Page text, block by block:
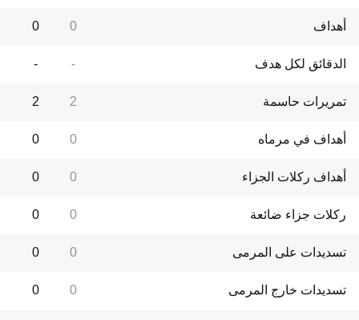
أهداف 0
0
الدقائق لكل هدف -
-
تمريرات حاسمة 2
2
أهداف في مرماه 0
0
أهداف ركلات الجزاء 0
0
ركلات جزاء ضائعة 0
0
تسديدات على المرمى 0
0
تسديدات خارج المرمى 0
0